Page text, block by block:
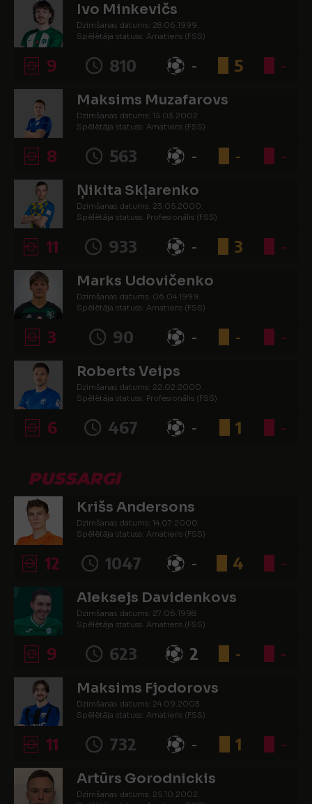
Ivo Minkevičs
Dzimšanas datums: 28.06.1999.
Spēlētāja statuss: Amatieris (FSS)
9 810 - 5 -
Maksims Muzafarovs
Dzimšanas datums: 15.03.2002.
Spēlētāja statuss: Amatieris (FSS)
8 563 - - -
Ņikita Skļarenko
Dzimšanas datums: 23.05.2000.
Spēlētāja statuss: Profesionālis (FSS)
11 933 - 3 -
Marks Udovičenko
Dzimšanas datums: 06.04.1999.
Spēlētāja statuss: Amatieris (FSS)
3 90 - - -
Roberts Veips
Dzimšanas datums: 22.02.2000.
Spēlētāja statuss: Profesionālis (FSS)
6 467 - 1 -
PUSSARGI
Krišs Andersons
Dzimšanas datums: 14.07.2000.
Spēlētāja statuss: Amatieris (FSS)
12 1047 - 4 -
Aleksejs Davidenkovs
Dzimšanas datums: 27.06.1998.
Spēlētāja statuss: Amatieris (FSS)
9 623 2 - -
Maksims Fjodorovs
Dzimšanas datums: 24.09.2003.
Spēlētāja statuss: Amatieris (FSS)
11 732 - 1 -
Artūrs Gorodnickis
Dzimšanas datums: 25.10.2002.